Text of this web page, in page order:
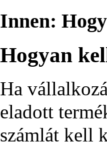
Innen:
Hogyan
Ha
eladott
számlát kell